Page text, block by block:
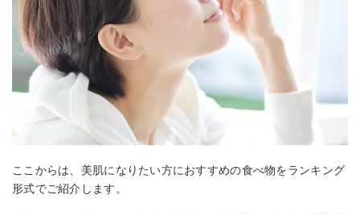
ここからは、美肌になりたい方におすすめの食べ物をランキング
形式でご紹介します。